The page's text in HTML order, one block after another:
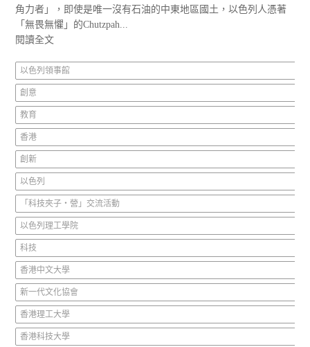
角力者」，即使是唯一沒有石油的中東地區國土，以色列人憑著
「無畏無懼」的Chutzpah...
閱讀全文
以色列領事館
創意
教育
香港
創新
以色列
「科技夾子‧營」交流活動
以色列理工學院
科技
香港中文大學
新一代文化協會
香港理工大學
香港科技大學